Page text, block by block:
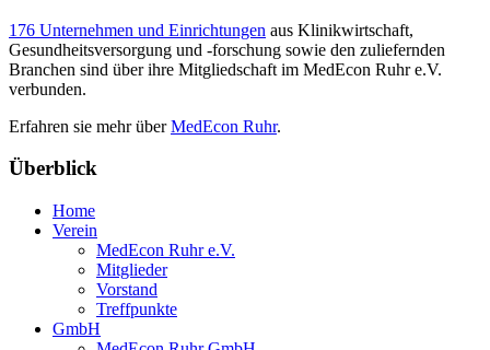
176 Unternehmen und Einrichtungen aus Klinikwirtschaft,
Gesundheitsversorgung und -forschung sowie den zuliefernden
Branchen sind über ihre Mitgliedschaft im MedEcon Ruhr e.V.
verbunden.
Erfahren sie mehr überMedEcon Ruhr.
Überblick
Home
Verein
MedEcon Ruhr e.V.
Mitglieder
Vorstand
Treffpunkte
GmbH